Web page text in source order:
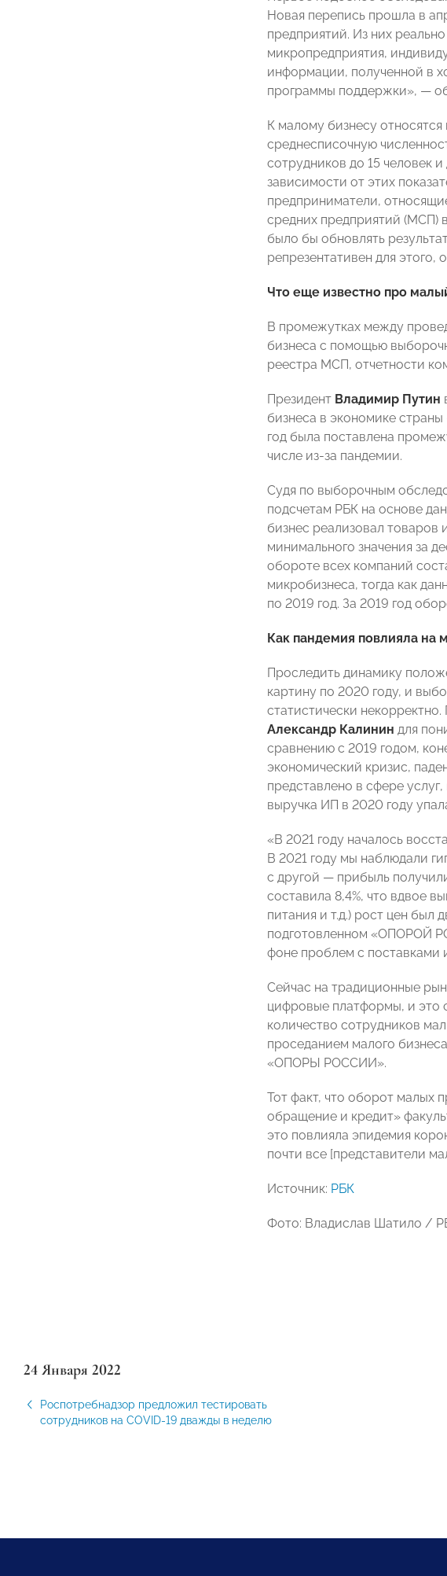
Новая перепись прошла в
предприятий. Из них
микропредприятия,
информации, полученной в
программы поддержки», —
К малому бизнесу
среднесписочную
сотрудников до 15 человек
зависимости от этих
предприниматели,
средних предприятий (МСП)
было бы обновлять
репрезентативен для этого,
Что еще известно про
В промежутках между
бизнеса с помощью
реестра МСП, отчетности
Президент Владимир Путин
бизнеса в экономике
год была поставлена
числе из-за пандемии.
Судя по выборочным
подсчетам РБК на основе
бизнес реализовал товаров
минимального значения за
обороте всех компаний
микробизнеса, тогда как
по 2019 год. За 2019 год
Как пандемия повлияла на
Проследить динамику
картину по 2020 году, и
статистически
Александр Калинин для
сравнению с 2019 годом,
экономический кризис,
представлено в сфере
выручка ИП в 2020 году
«В 2021 году началось
В 2021 году мы наблюдали
с другой — прибыль
составила 8,4%, что вдвое
питания и т.д.) рост цен был
подготовленном «ОПОРОЙ
фоне проблем с поставками
Сейчас на традиционные
цифровые платформы, и это
количество сотрудников
проседанием малого
«ОПОРЫ РОССИИ».
Тот факт, что оборот малых
обращение и кредит»
это повлияла эпидемия
почти все [представители
Источник: РБК
Фото: Владислав Шатило /
24 Января 2022
Роспотребнадзор предложил тестировать
сотрудников на COVID-19 дважды в неделю